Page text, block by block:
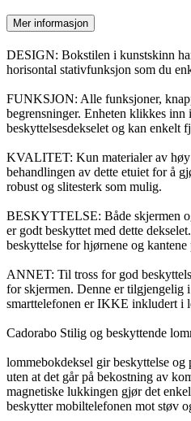
Mer informasjon
DESIGN: Bokstilen i kunstskinn
horisontal stativfunksjon som du
FUNKSJON: Alle funksjoner,
begrensninger. Enheten klikkes inn
beskyttelsesdekselet og kan enkelt
KVALITET: Kun materialer av
behandlingen av dette etuiet for å
robust og slitesterk som mulig.
BESKYTTELSE: Både skjermen
er godt beskyttet med dette
beskyttelse for hjørnene og kantene
ANNET: Til tross for god
for skjermen. Denne er tilgjengelig
smarttelefonen er IKKE inkludert i
Cadorabo Stilig og beskyttende
lommebokdeksel gir beskyttelse
uten at det går på bekostning av
magnetiske lukkingen gjør det
beskytter mobiltelefonen mot støv